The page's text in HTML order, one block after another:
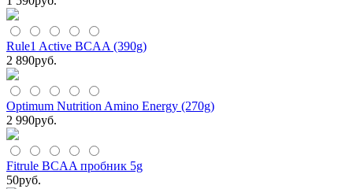
Rule1 Active BCAA (390g)
2 890руб.
Optimum Nutrition Amino Energy (270g)
2 990руб.
Fitrule BCAA пробник 5g
50руб.